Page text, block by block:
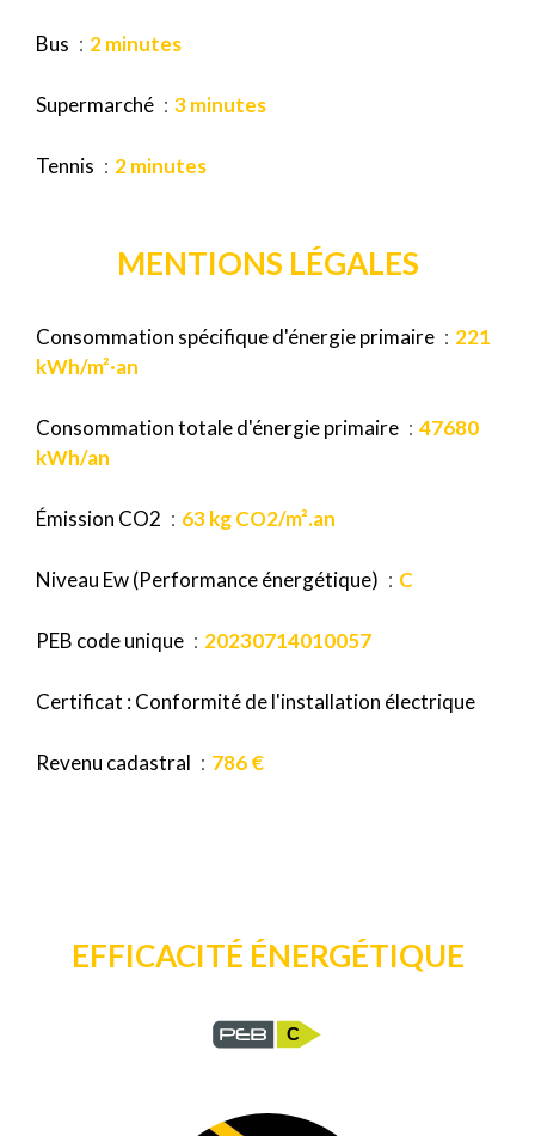
Bus 2 minutes
Supermarché 3 minutes
Tennis 2 minutes
MENTIONS LÉGALES
Consommation spécifique d'énergie primaire
221
kWh/m²·an
Consommation totale d'énergie primaire
47680
kWh/an
Émission CO2 63 kg CO2/m².an
Niveau Ew (Performance énergétique) C
PEB code unique 20230714010057
Certificat : Conformité de l'installation électrique
Revenu cadastral 786 €
EFFICACITÉ ÉNERGÉTIQUE
C